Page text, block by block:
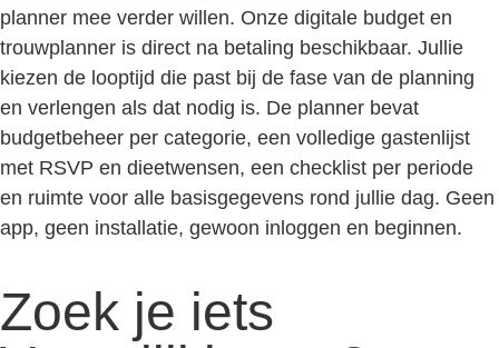
planner mee verder willen. Onze digitale budget en
trouwplanner is direct na betaling beschikbaar. Jullie
kiezen de looptijd die past bij de fase van de planning
en verlengen als dat nodig is. De planner bevat
budgetbeheer per categorie, een volledige gastenlijst
met RSVP en dieetwensen, een checklist per periode
en ruimte voor alle basisgegevens rond jullie dag. Geen
app, geen installatie, gewoon inloggen en beginnen.
Zoek je iets